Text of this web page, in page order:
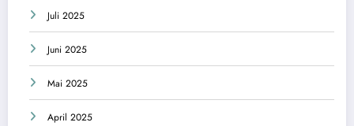
Juli 2025
Juni 2025
Mai 2025
April 2025